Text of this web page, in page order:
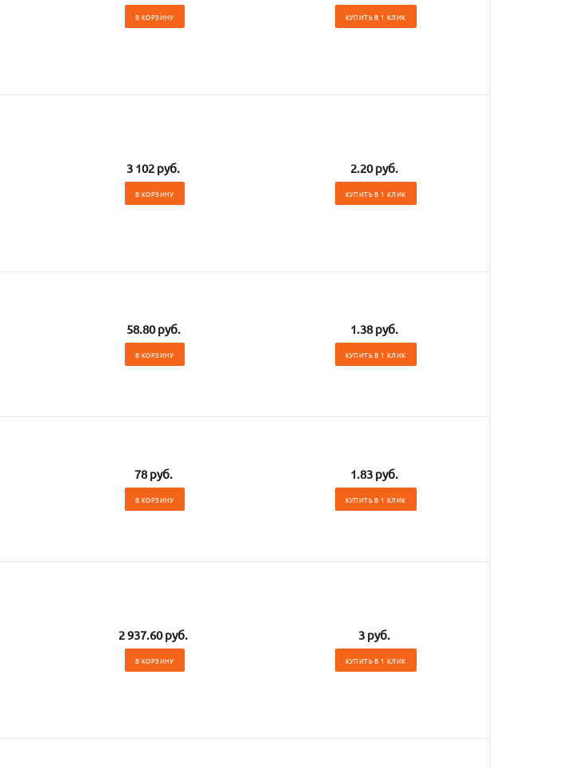
В КОРЗИНУ КУПИТЬ В 1 КЛИК
3 102 руб.
В КОРЗИНУ
2.20 руб.
КУПИТЬ В 1 КЛИК
58.80 руб.
В КОРЗИНУ
1.38 руб.
КУПИТЬ В 1 КЛИК
78 руб.
В КОРЗИНУ
1.83 руб.
КУПИТЬ В 1 КЛИК
2 937.60 руб.
В КОРЗИНУ
3 руб.
КУПИТЬ В 1 КЛИК